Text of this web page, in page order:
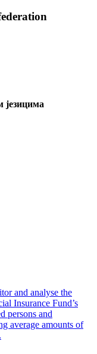
језицима
and analyse the
Insurance Fund’s
persons and
average amounts of